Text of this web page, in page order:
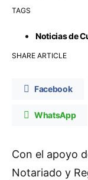
TAGS
Noticias de
SHARE ARTICLE
Facebook
WhatsApp
Con el apoyo
Notariado y